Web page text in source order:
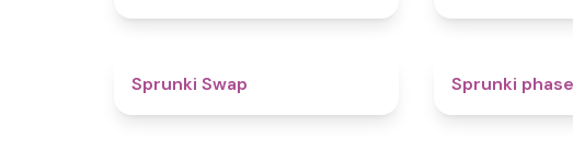
Sprunki Swap Sprunki